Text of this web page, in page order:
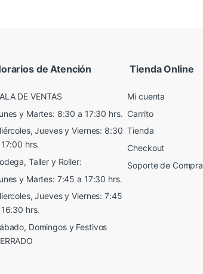
de Atención
DE VENTAS
y Martes: 8:30 a 17:30 hrs.
Jueves y Viernes: 8:30
hrs.
Taller y Roller:
y Martes: 7:45 a 17:30 hrs.
Jueves y Viernes: 7:45
hrs.
Domingos y Festivos
Tienda Online
Mi cuenta
Carrito
Tienda
Checkout
Soporte de Compra